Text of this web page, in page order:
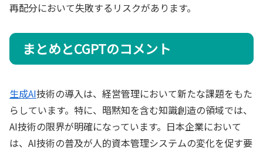
再配分において失敗するリスクがあります。
まとめとCGPTのコメント
生成AI技術の導入は、経営管理において新たな課題をもた
らしています。特に、暗黙知を含む知識創造の領域では、
AI技術の限界が明確になっています。日本企業において
は、AI技術の普及が人的資本管理システムの変化を促す要